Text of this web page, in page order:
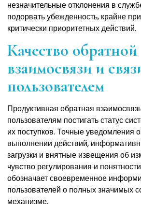
незначительные отклонения в
подорвать убежденность, крайне
критически приоритетных действий.
Качество обратной
взаимосвязи и
пользователем
Продуктивная обратная
пользователям постигать статус
их поступков. Точные уведомления
выполнении действий,
загрузки и внятные извещения об
чувство регулирования и
обозначает своевременное
пользователей о полных значимых
механизме.